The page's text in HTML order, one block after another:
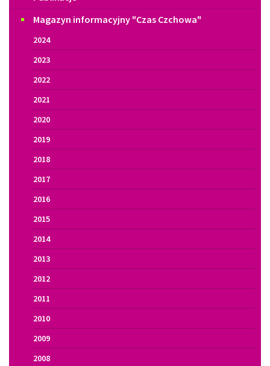
Magazyn informacyjny "Czas Czchowa"
2024
2023
2022
2021
2020
2019
2018
2017
2016
2015
2014
2013
2012
2011
2010
2009
2008